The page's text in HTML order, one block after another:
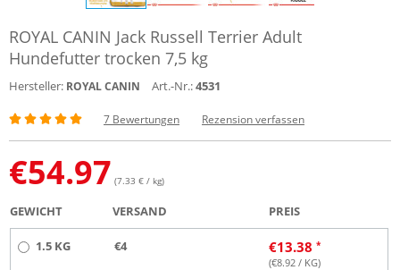
ROYAL CANIN Jack Russell Terrier Adult
Hundefutter trocken 7,5 kg
Hersteller: ROYAL CANIN Art.-Nr.:4531
7 Bewertungen Rezension verfassen
€54.97 (7.33 € / kg)
GEWICHT VERSAND PREIS
1.5 KG €4 €13.38
(€8.92 / KG)